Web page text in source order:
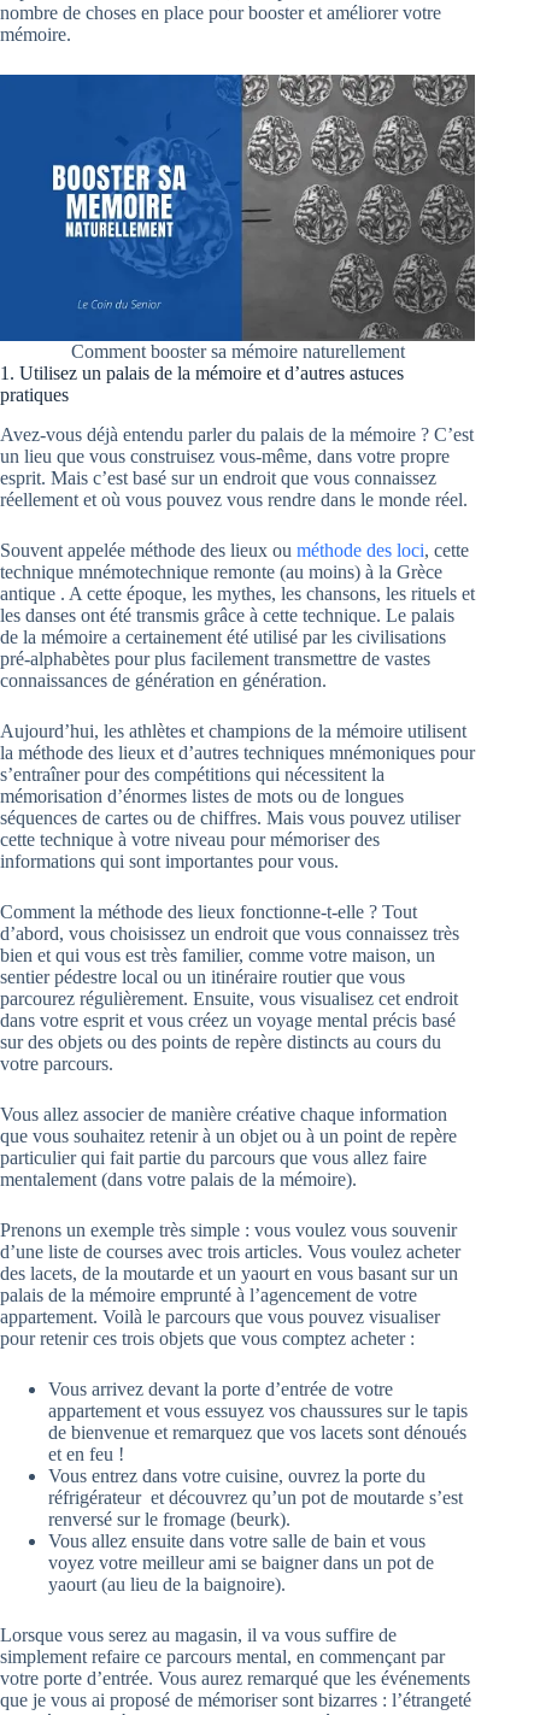
nombre de choses en place pour booster et améliorer votre
mémoire.
Comment booster sa mémoire naturellement
1. Utilisez un palais de la mémoire et d’autres astuces
pratiques
Avez-vous déjà entendu parler du palais de la mémoire ? C’est
un lieu que vous construisez vous-même, dans votre propre
esprit. Mais c’est basé sur un endroit que vous connaissez
réellement et où vous pouvez vous rendre dans le monde réel.
Souvent appelée méthode des lieux ou méthode des loci, cette
technique mnémotechnique remonte (au moins) à la Grèce
antique . A cette époque, les mythes, les chansons, les rituels et
les danses ont été transmis grâce à cette technique. Le palais
de la mémoire a certainement été utilisé par les civilisations
pré-alphabètes pour plus facilement transmettre de vastes
connaissances de génération en génération.
Aujourd’hui, les athlètes et champions de la mémoire utilisent
la méthode des lieux et d’autres techniques mnémoniques pour
s’entraîner pour des compétitions qui nécessitent la
mémorisation d’énormes listes de mots ou de longues
séquences de cartes ou de chiffres. Mais vous pouvez utiliser
cette technique à votre niveau pour mémoriser des
informations qui sont importantes pour vous.
Comment la méthode des lieux fonctionne-t-elle ? Tout
d’abord, vous choisissez un endroit que vous connaissez très
bien et qui vous est très familier, comme votre maison, un
sentier pédestre local ou un itinéraire routier que vous
parcourez régulièrement. Ensuite, vous visualisez cet endroit
dans votre esprit et vous créez un voyage mental précis basé
sur des objets ou des points de repère distincts au cours du
votre parcours.
Vous allez associer de manière créative chaque information
que vous souhaitez retenir à un objet ou à un point de repère
particulier qui fait partie du parcours que vous allez faire
mentalement (dans votre palais de la mémoire).
Prenons un exemple très simple : vous voulez vous souvenir
d’une liste de courses avec trois articles. Vous voulez acheter
des lacets, de la moutarde et un yaourt en vous basant sur un
palais de la mémoire emprunté à l’agencement de votre
appartement. Voilà le parcours que vous pouvez visualiser
pour retenir ces trois objets que vous comptez acheter :
Vous arrivez devant la porte d’entrée de votre
appartement et vous essuyez vos chaussures sur le tapis
de bienvenue et remarquez que vos lacets sont dénoués
et en feu !
Vous entrez dans votre cuisine, ouvrez la porte du
réfrigérateur et découvrez qu’un pot de moutarde s’est
renversé sur le fromage (beurk).
Vous allez ensuite dans votre salle de bain et vous
voyez votre meilleur ami se baigner dans un pot de
yaourt (au lieu de la baignoire).
Lorsque vous serez au magasin, il va vous suffire de
simplement refaire ce parcours mental, en commençant par
votre porte d’entrée. Vous aurez remarqué que les événements
que je vous ai proposé de mémoriser sont bizarres : l’étrangeté